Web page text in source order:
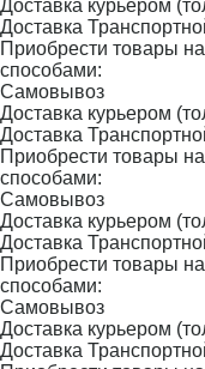
Доставка курьером
Доставка
Приобрести товары
способами:
Самовывоз
Доставка курьером
Доставка
Приобрести товары
способами:
Самовывоз
Доставка курьером
Доставка
Приобрести товары
способами:
Самовывоз
Доставка курьером
Доставка